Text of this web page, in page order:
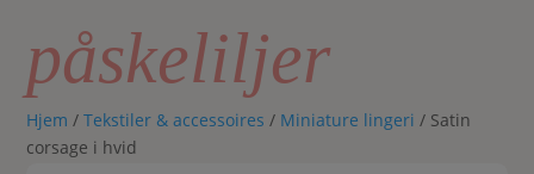
påskeliljer
Hjem /Tekstiler & accessoires / Miniature lingeri / Satin
corsage i hvid